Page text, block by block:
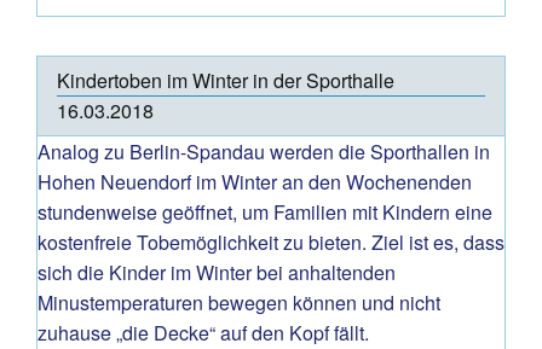
Kindertoben im Winter in der Sporthalle
16.03.2018
Analog zu Berlin-Spandau werden die Sporthallen in
Hohen Neuendorf im Winter an den Wochenenden
stundenweise geöffnet, um Familien mit Kindern eine
kostenfreie Tobemöglichkeit zu bieten. Ziel ist es, dass
sich die Kinder im Winter bei anhaltenden
Minustemperaturen bewegen können und nicht
zuhause „die Decke“ auf den Kopf fällt.